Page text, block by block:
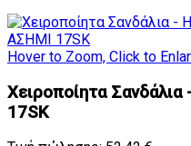
Hover to Zoom, Click to
Χειροποίητα
17SK